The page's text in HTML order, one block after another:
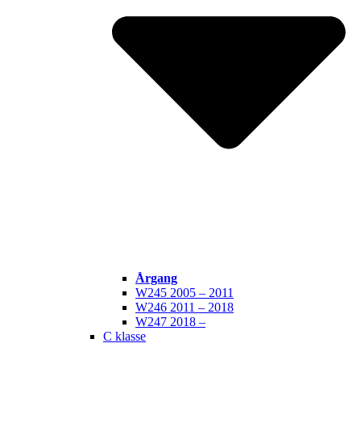
Årgang
W245 2005 – 2011
W246 2011 – 2018
W247 2018 –
C klasse